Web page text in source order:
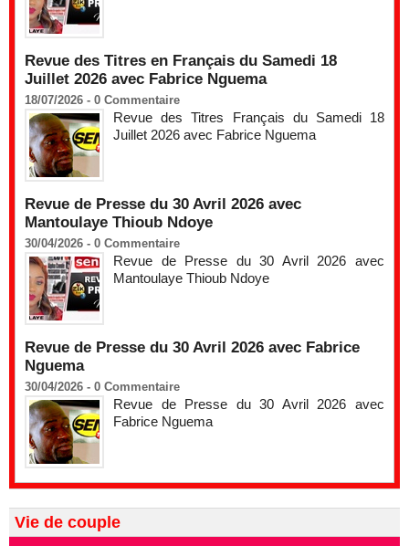
Revue des Titres en Français du Samedi 18
Juillet 2026 avec Fabrice Nguema
18/07/2026 - 0 Commentaire
Revue des Titres Français du Samedi 18
Juillet 2026 avec Fabrice Nguema
Revue de Presse du 30 Avril 2026 avec
Mantoulaye Thioub Ndoye
30/04/2026 - 0 Commentaire
Revue de Presse du 30 Avril 2026 avec
Mantoulaye Thioub Ndoye
Revue de Presse du 30 Avril 2026 avec Fabrice
Nguema
30/04/2026 - 0 Commentaire
Revue de Presse du 30 Avril 2026 avec
Fabrice Nguema
Vie de couple